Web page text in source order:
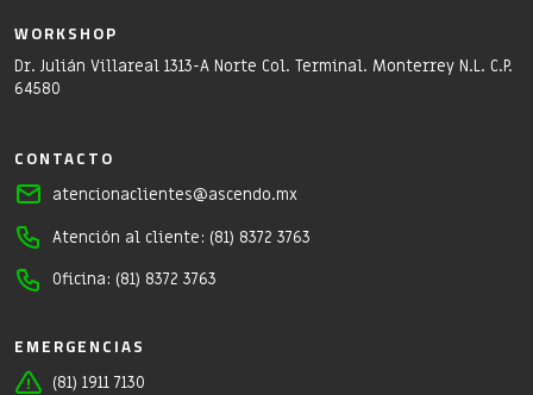
WORKSHOP
Dr. Julián Villareal 1313-A Norte Col. Terminal. Monterrey N.L. C.P.
64580
CONTACTO
atencionaclientes@ascendo.mx
Atención al cliente: (81) 8372 3763
Oficina: (81) 8372 3763
EMERGENCIAS
(81) 1911 7130